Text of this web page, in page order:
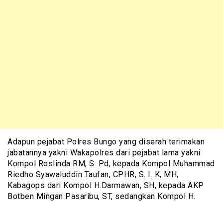
Adapun pejabat Polres Bungo yang diserah terimakan
jabatannya yakni Wakapolres dari pejabat lama yakni
Kompol Roslinda RM, S. Pd, kepada Kompol Muhammad
Riedho Syawaluddin Taufan, CPHR, S. I. K, MH,
Kabagops dari Kompol H.Darmawan, SH, kepada AKP
Botben Mingan Pasaribu, ST, sedangkan Kompol H.